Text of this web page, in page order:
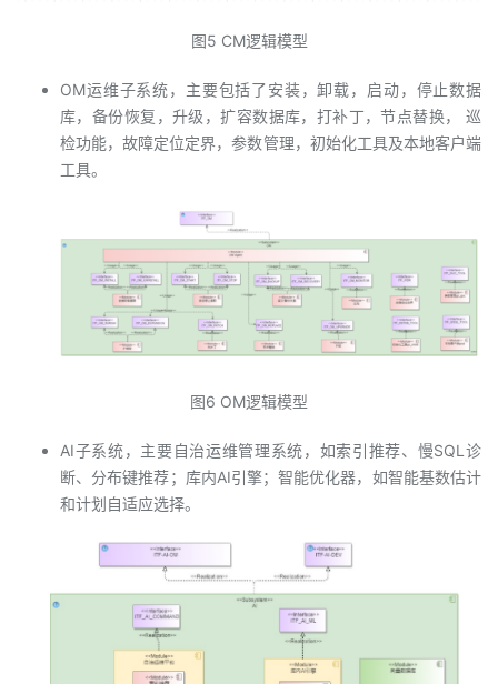
图5 CM逻辑模型
OM运维子系统，主要包括了安装，卸载，启动，停止数据
库，备份恢复，升级，扩容数据库，打补丁，节点替换， 巡
检功能，故障定位定界，参数管理，初始化工具及本地客户端
工具。
图6 OM逻辑模型
AI子系统，主要自治运维管理系统，如索引推荐、慢SQL诊
断、分布键推荐；库内AI引擎；智能优化器，如智能基数估计
和计划自适应选择。